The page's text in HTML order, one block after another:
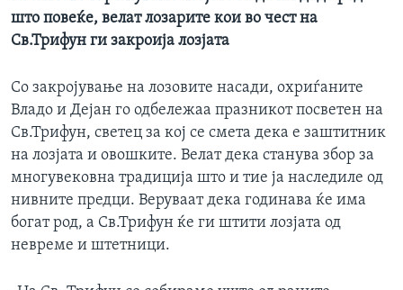
што повеќе, велат лозарите кои во чест на
Св.Трифун ги закроија лозјата
Со закројување на лозовите насади, охриѓаните
Владо и Дејан го одбележаа празникот посветен на
Св.Трифун, светец за кој се смета дека е заштитник
на лозјата и овошките. Велат дека станува збор за
многувековна традиција што и тие ја наследиле од
нивните предци. Веруваат дека годинава ќе има
богат род, а Св.Трифун ќе ги штити лозјата од
невреме и штетници.